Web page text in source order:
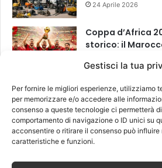
Gestisci la tua
Per fornire le migliori esperienze, utilizziamo
per memorizzare e/o accedere alle
consenso a queste tecnologie ci permetterà
comportamento di navigazione o ID unici su
acconsentire o ritirare il consenso può
caratteristiche e funzioni.
24 Aprile 2026
Coppa d’Africa
storico: il
20 Marzo 2026
Leggi anche